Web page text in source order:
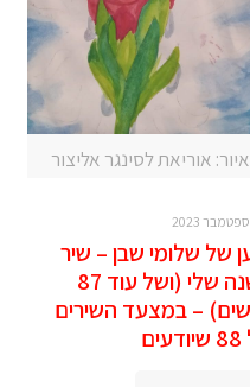
איור: אוריאת לסינגר אליצור
של שלומי שבן – שיר
השנה שלי (ושל עוד 87
– במצעד השירים